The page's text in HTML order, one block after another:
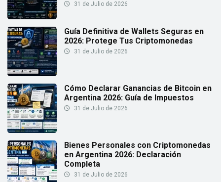
31 de Julio de 2026
Guía Definitiva de Wallets Seguras en
2026: Protege Tus Criptomonedas
31 de Julio de 2026
Cómo Declarar Ganancias de Bitcoin en
Argentina 2026: Guía de Impuestos
31 de Julio de 2026
Bienes Personales con Criptomonedas
en Argentina 2026: Declaración
Completa
31 de Julio de 2026